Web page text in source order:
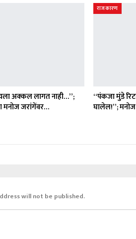
अक्कल लागत नाही…”;
मनोज जरांगेंवर…
राजकारण
“पंकजा मुंडे
घालेल!”;
will not be published.